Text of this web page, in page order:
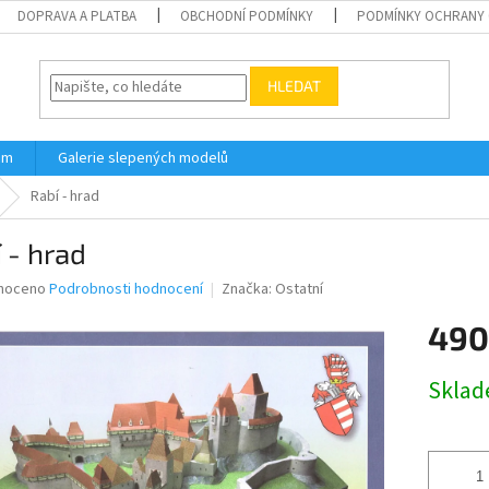
DOPRAVA A PLATBA OBCHODNÍ PODMÍNKY PODMÍNKY OCHRANY
HLEDAT
Galerie slepených modelů
Rabí - hrad
- hrad
Podrobnosti hodnocení Značka: Ostatní
cena: